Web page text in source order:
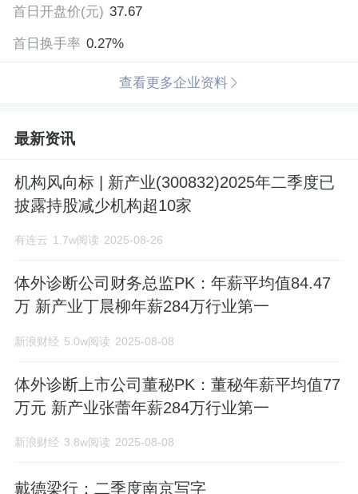
上市场。通过不断的技术创新，公司于
2016年将智能化的“模块化生化免疫分析系
统” 成功推上市场，丰富了公司产品线。
第一家获得美国FDA准入的化学发光厂
家。2018年，新产业生物成功发布全球最
快全自动化学发光免疫分析系统
自主研发的丙型肝炎化学发光产品成功通
家。 新产业生物公司是中国第一家采用最
领域最先进的“人工合成的小分子有机化合
首日开盘价(元) 37.67
首日换手率 0.27%
查看更多企业资料
最新资讯
机构风向标 | 新产业(300832)2025年二季度已
披露持股减少机构超10家
有连云 1.7w阅读 2025-08-26
体外诊断公司财务总监PK：年薪平均值84.47
万 新产业丁晨柳年薪284万行业第一
新浪财经 5.0w阅读 2025-08-08
体外诊断上市公司董秘PK：董秘年薪平均值77
万元 新产业张蕾年薪284万行业第一
新浪财经 3.8w阅读 2025-08-08
戴德梁行：二季度南京写字